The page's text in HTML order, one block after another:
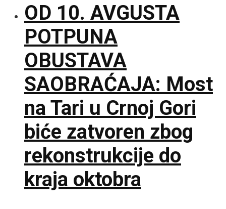
OD 10. AVGUSTA
POTPUNA
OBUSTAVA
SAOBRAĆAJA: Most
na Tari u Crnoj Gori
biće zatvoren zbog
rekonstrukcije do
kraja oktobra